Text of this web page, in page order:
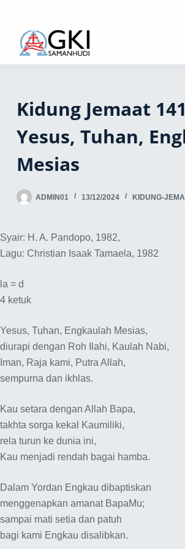
Kidung Jemaat
Yesus, Tuhan,
Mesias
ADMIN01 13/12/2024 KIDUNG-
Syair: H. A. Pandopo, 1982,
Lagu: Christian Isaak Tamaela, 1982
la = d
4 ketuk
Yesus, Tuhan, Engkaulah Mesias,
diurapi dengan Roh Ilahi, Kaulah Nabi,
Iman, Raja kami, Putra Allah,
sempurna dan ikhlas.
Kau setara dengan Allah Bapa,
takhta sorga kekal Kaumiliki,
rela turun ke dunia ini,
Kau menjadi rendah bagai hamba.
Dalam Yordan Engkau dibaptiskan
menggenapkan amanat BapaMu;
sampai mati setia dan patuh
bagi kami Engkau disalibkan.